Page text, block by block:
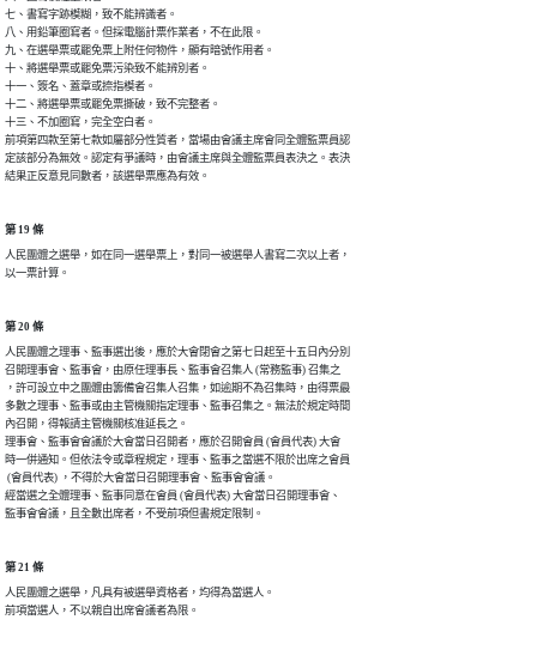
七、書寫字跡模糊，致不能辨識者。
八、用鉛筆圈寫者。但採電腦計票作業者，不在此限。
九、在選舉票或罷免票上附任何物件，顯有暗號作用者。
十、將選舉票或罷免票污染致不能辨別者。
十一、簽名、蓋章或捺指模者。
十二、將選舉票或罷免票撕破，致不完整者。
十三、不加圈寫，完全空白者。
前項第四款至第七款如屬部分性質者，當場由會議主席會同全體監票員認
定該部分為無效。認定有爭議時，由會議主席與全體監票員表決之。表決
結果正反意見同數者，該選舉票應為有效。
第 19 條
人民團體之選舉，如在同一選舉票上，對同一被選舉人書寫二次以上者，
以一票計算。
第 20 條
人民團體之理事、監事選出後，應於大會閉會之第七日起至十五日內分別
召開理事會、監事會，由原任理事長、監事會召集人 (常務監事) 召集之
，許可設立中之團體由籌備會召集人召集，如逾期不為召集時，由得票最
多數之理事、監事或由主管機關指定理事、監事召集之。無法於規定時間
內召開，得報請主管機關核准延長之。
理事會、監事會會議於大會當日召開者，應於召開會員 (會員代表) 大會
時一併通知。但依法令或章程規定，理事、監事之當選不限於出席之會員
(會員代表) ，不得於大會當日召開理事會、監事會會議。
經當選之全體理事、監事同意在會員 (會員代表) 大會當日召開理事會、
監事會會議，且全數出席者，不受前項但書規定限制。
第 21 條
人民團體之選舉，凡具有被選舉資格者，均得為當選人。
前項當選人，不以親自出席會議者為限。